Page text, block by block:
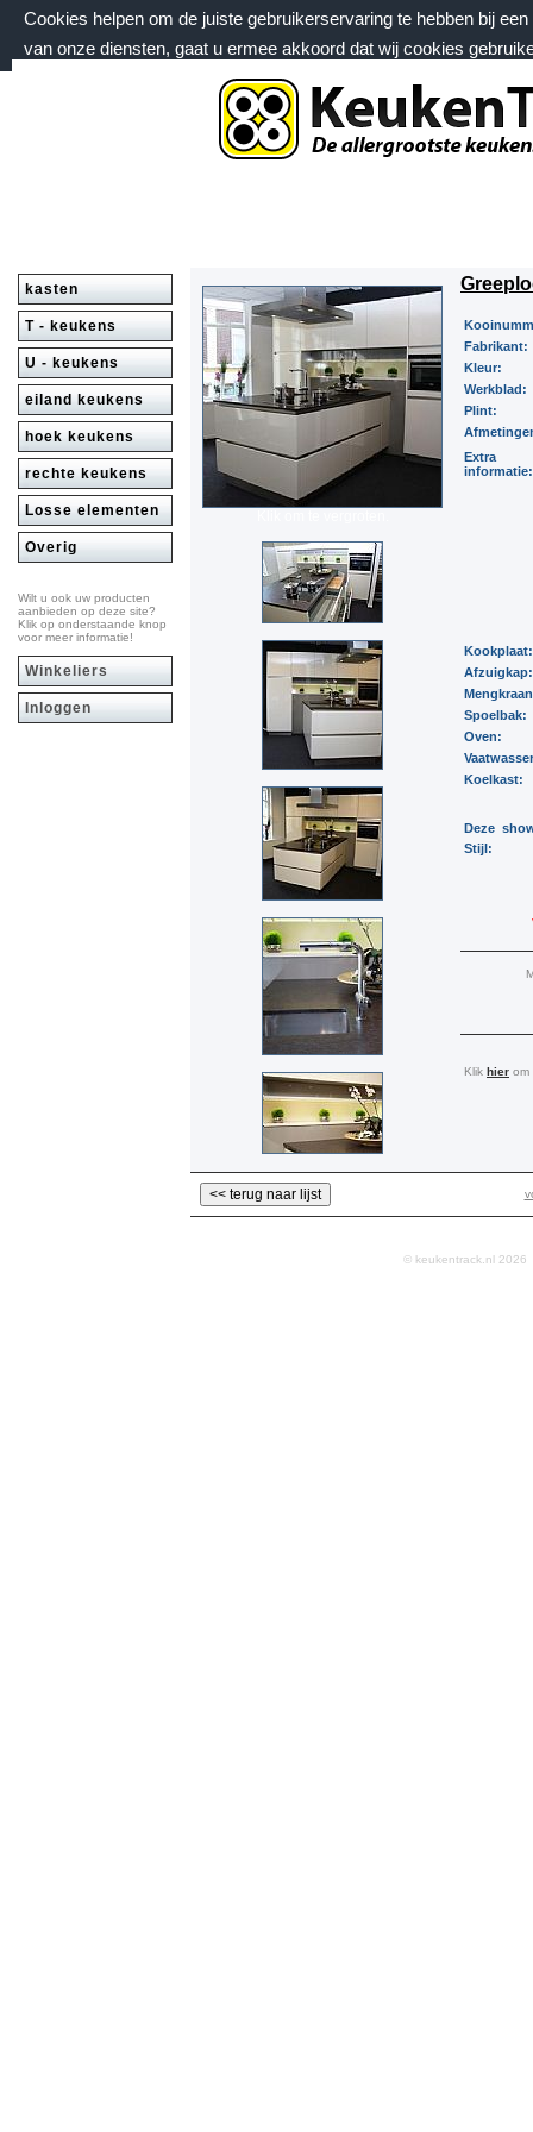
Cookies helpen om de juiste gebruikerservaring te hebben bij
van onze diensten, gaat u ermee akkoord dat wij cookies
zaterdag 8 augustus 2026, 09:14 uur
Welkom bij keukentrack.nl
kasten
T - keukens
U - keukens
eiland keukens
hoek keukens
rechte keukens
Losse elementen
Overig
Wilt u ook uw producten
aanbieden op deze site?
Klik op onderstaande knop
voor meer informatie!
Winkeliers
Inloggen
Fabrikant:
Kleur:
Werkblad:
Plint:
Extra
informatie:
Spoelbak:
Oven:
Koelkast:
Deze
Stijl:
Klik hier om
© keukentrack.nl